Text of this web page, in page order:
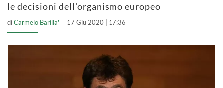
le decisioni dell'organismo europeo
diCarmelo Barilla' 17 Giu 2020 | 17:36